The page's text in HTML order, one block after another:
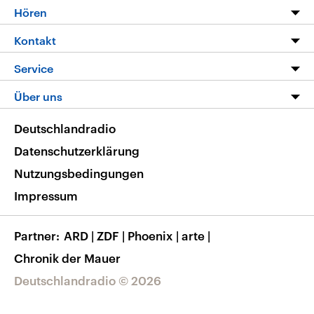
Programm
Die Nachrichten
Nachrichtenleicht
Neue Beiträge auf dlf.de
Hören
Livestream
Podcasts
Deutschlandfunk App
Nachrichten App
Frequenzen
Kontakt
Hörerservice
Service
FAQ
Veranstaltungen
Musikliste
RSS
Über uns
Barrierefreiheit
Deutschlandradio © 2026
Deutschlandradio
Datenschutzerklärung
Nutzungsbedingungen
Impressum
Partner ARD | ZDF | Phoenix | arte |
Chronik der Mauer